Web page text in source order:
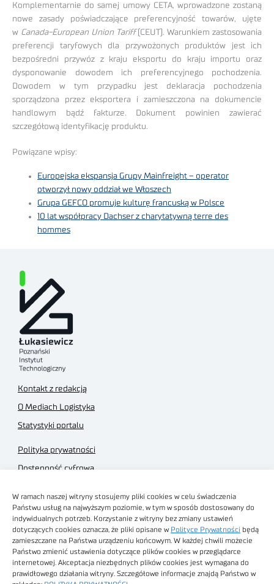
W ramach naszej witryny stosujemy pliki cookies w celu świadczenia
Państwu usług na najwyższym poziomie, w tym w sposób dostosowany do
indywidualnych potrzeb. Korzystanie z witryny bez zmiany ustawień
dotyczących cookies oznacza, że pliki opisane w Polityce Prywatności będą
zamieszczane na Państwa urządzeniu końcowym. W każdej chwili możecie
Państwo zmienić ustawienia dotyczące plików cookies w przeglądarce
internetowej. Akceptacja niezbędnych plików cookies jest wymagana do
prawidłowego działania witryny. Szczegółowe informacje znajdą Państwo w
Komplementarnie do samej umowy CETA, wprowadzone zostaną
nowe zasady poświadczające preferencyjność towarów, ujęte
w Canada-European Union Tariff(CEUT). Warunkiem zastosowania
preferencji taryfowych dla przywożonych produktów jest ich
bezpośredni przywóz z kraju eksportu do kraju importu oraz
dysponowanie dowodem ich preferencyjnego pochodzenia.
Dowodem w tym przypadku jest deklaracja pochodzenia
sporządzona przez eksportera i zamieszczona na dokumencie
handlowym bądź fakturze. Dokument powinien zawierać
szczegółową identyfikację produktu.
Powiązane wpisy:
Europejska ekspansja Grupy Mainfreight – operator
otworzył nowy oddział we Włoszech
Grupa GEFCO promuje kulturę francuską w Polsce
10 lat współpracy Dachser z charytatywną terre des
hommes
Kontakt z redakcją
O Mediach Logistyka
Statystyki portalu
Polityka prywatności
Dostępność cyfrowa
Regulamin sklepu
Obrazy stockowe